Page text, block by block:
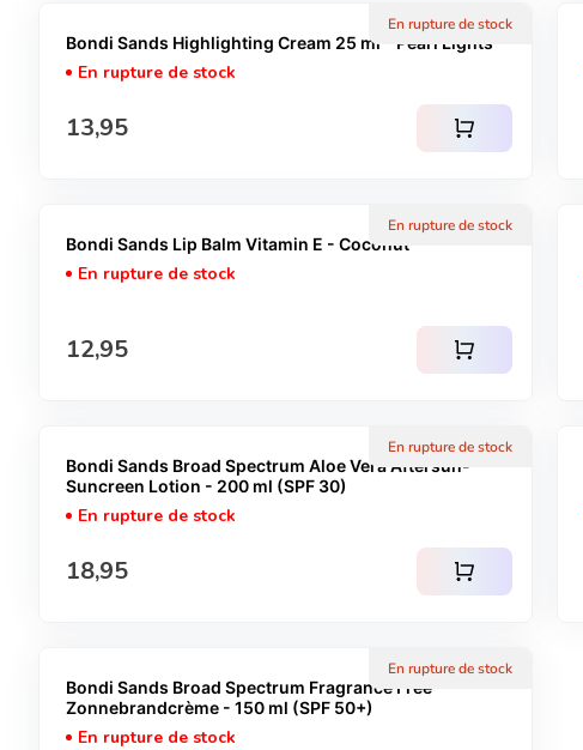
En rupture de stock
Bondi Sands Highlighting Cream 25 ml - Pearl Lights
En rupture de stock
Prix normal
13,95 shopping_cart
En rupture de stock
Bondi Sands Lip Balm Vitamin E - Coconut
En rupture de stock
Prix normal
12,95 shopping_cart
En rupture de stock
Bondi Sands Broad Spectrum Aloe Vera Aftersun-
Suncreen Lotion - 200 ml (SPF 30)
En rupture de stock
Prix normal
18,95 shopping_cart
En rupture de stock
Bondi Sands Broad Spectrum Fragrance Free
Zonnebrandcrème - 150 ml (SPF 50+)
En rupture de stock